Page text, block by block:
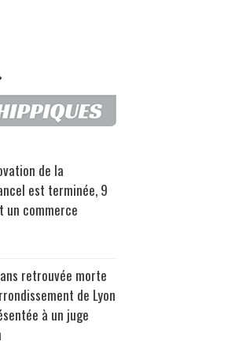
de la
est terminée, 9
un commerce
retrouvée morte
de Lyon
à un juge